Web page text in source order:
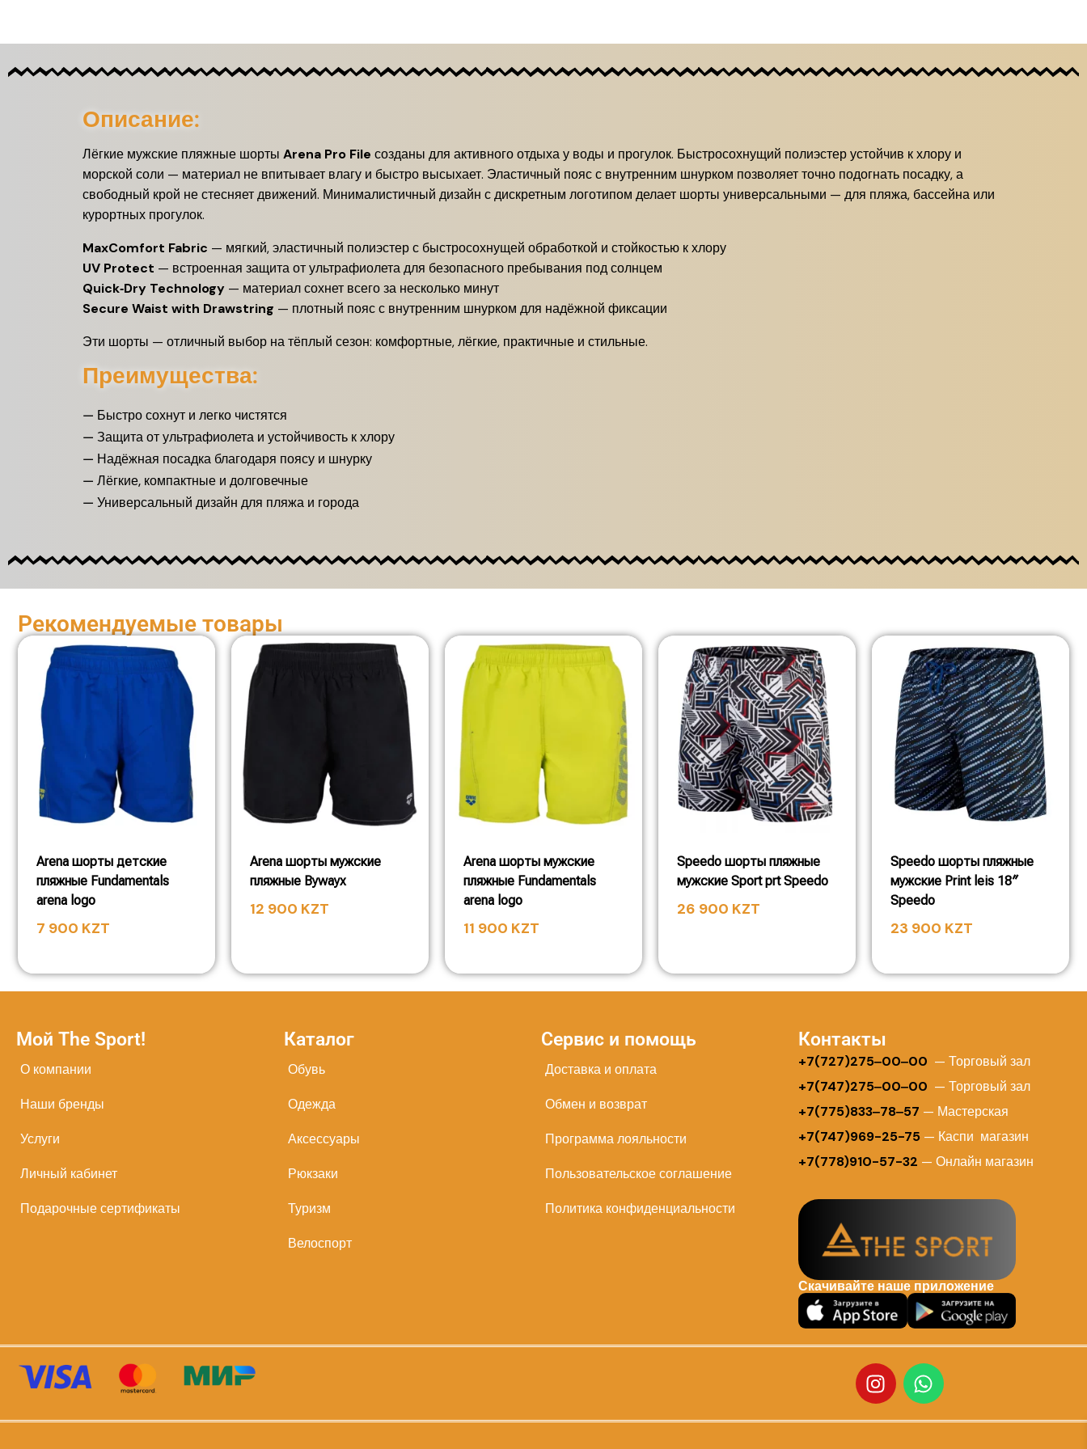
Описание:
Лёгкие мужские пляжные шорты Arena Pro File созданы для активного отдыха у воды и прогулок. Быстросохнущий полиэстер устойчив к хлору и
морской соли — материал не впитывает влагу и быстро высыхает. Эластичный пояс с внутренним шнурком позволяет точно подогнать посадку, а
свободный крой не стесняет движений. Минималистичный дизайн с дискретным логотипом делает шорты универсальными — для пляжа, бассейна или
курортных прогулок.
MaxComfort Fabric — мягкий, эластичный полиэстер с быстросохнущей обработкой и стойкостью к хлору
UV Protect — встроенная защита от ультрафиолета для безопасного пребывания под солнцем
Quick‑Dry Technology — материал сохнет всего за несколько минут
Secure Waist with Drawstring — плотный пояс с внутренним шнурком для надёжной фиксации
Эти шорты — отличный выбор на тёплый сезон: комфортные, лёгкие, практичные и стильные.
Преимущества:
— Быстро сохнут и легко чистятся
— Защита от ультрафиолета и устойчивость к хлору
— Надёжная посадка благодаря поясу и шнурку
— Лёгкие, компактные и долговечные
— Универсальный дизайн для пляжа и города
Рекомендуемые товары
Arena шорты детские
пляжные Fundamentals
arena logo
7 900 KZT
Arena шорты мужские
пляжные Bywayx
12 900 KZT
Arena шорты мужские
пляжные Fundamentals
arena logo
11 900 KZT
Speedo шорты пляжные
мужские Sport prt Speedo
26 900 KZT
Speedo шорты пляжные
мужские Print leis 18″
Speedo
23 900 KZT
Мой The Sport!
О компании
Наши бренды
Услуги
Личный кабинет
Подарочные сертификаты
Каталог
Обувь
Одежда
Аксессуары
Рюкзаки
Туризм
Велоспорт
Сервис и помощь
Доставка и оплата
Обмен и возврат
Программа лояльности
Пользовательское соглашение
Политика конфиденциальности
Контакты
+7(727)275‒00‒00 — Торговый зал
+7(747)275‒00‒00 — Торговый зал
+7(775)833‒78‒57 — Мастерская
+7(747)969-25-75— Каспи магазин
+7(778)910-57-32 — Онлайн магазин
Скачивайте наше приложение